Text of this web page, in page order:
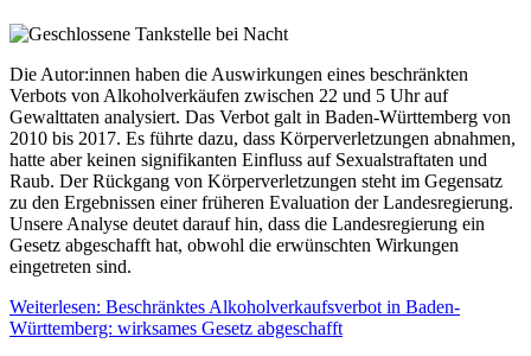
Die Autor:innen haben die Auswirkungen eines beschränkten
Verbots von Alkoholverkäufen zwischen 22 und 5 Uhr auf
Gewalttaten analysiert. Das Verbot galt in Baden-Württemberg von
2010 bis 2017. Es führte dazu, dass Körperverletzungen abnahmen,
hatte aber keinen signifikanten Einfluss auf Sexualstraftaten und
Raub. Der Rückgang von Körperverletzungen steht im Gegensatz
zu den Ergebnissen einer früheren Evaluation der Landesregierung.
Unsere Analyse deutet darauf hin, dass die Landesregierung ein
Gesetz abgeschafft hat, obwohl die erwünschten Wirkungen
eingetreten sind.
Weiterlesen: Beschränktes Alkoholverkaufsverbot in Baden-
Württemberg: wirksames Gesetz abgeschafft